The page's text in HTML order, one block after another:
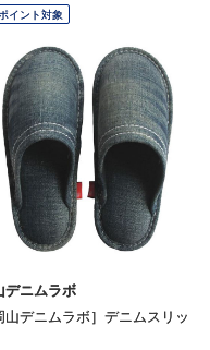
イント対象
デニムラボ
山デニムラボ］デニムスリッ